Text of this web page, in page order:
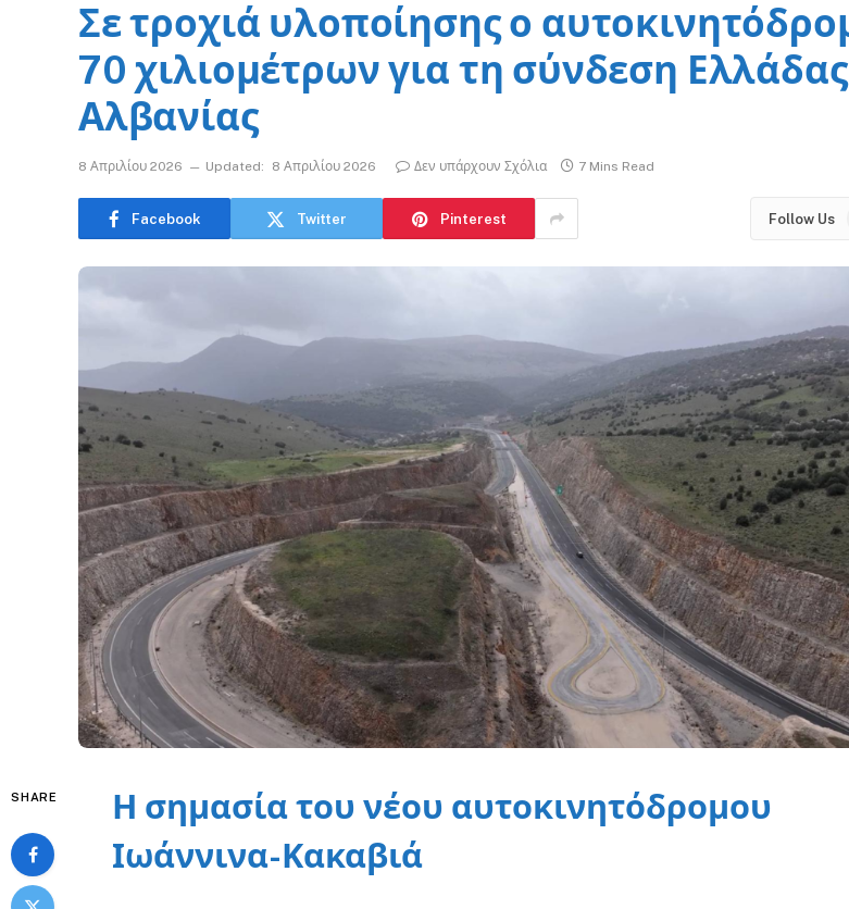
Σε τροχιά υλοποίησης ο
70 χιλιομέτρων για τη σύνδεση
Αλβανίας
8 Απριλίου 2026 Updated: 8 Απριλίου 2026 Δεν υπάρχουν Σχόλια 7 Mins Read
Facebook Twitter Pinterest Follow Us
SHARE
Η σημασία του νέου αυτοκινητόδρομου
Ιωάννινα-Κακαβιά